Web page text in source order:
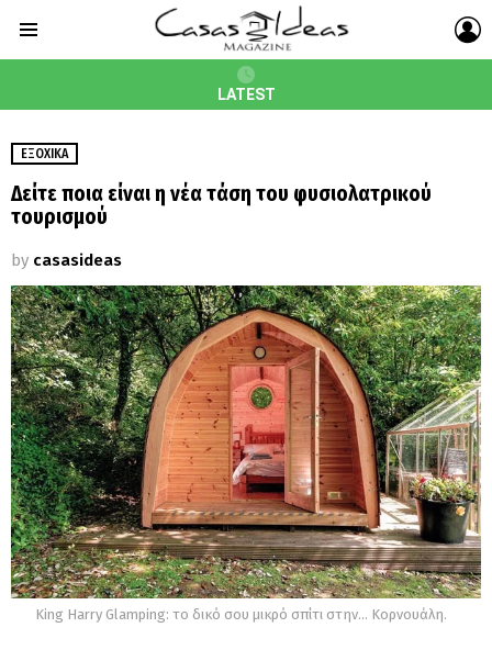
LATEST
ΕΞΟΧΙΚΆ
Δείτε ποια είναι η νέα τάση του φυσιολατρικού
τουρισμού
by casasideas
King Harry Glamping: το δικό σου μικρό σπίτι στην... Κορνουάλη.